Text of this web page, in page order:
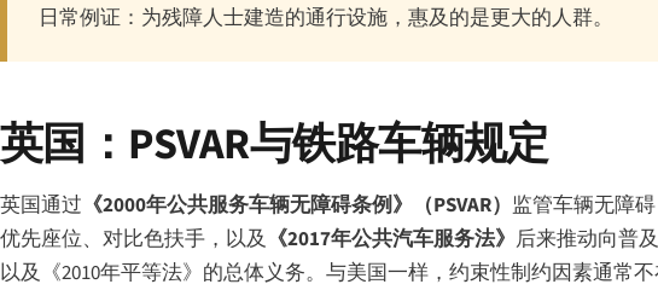
日常例证：为残障人士建造的通行设施，惠及的是更大的人群。
英国：PSVAR与铁路车辆规定
英国通过 《2000年公共服务车辆无障碍条例》（PSVAR） 监管车辆无障
优先座位、对比色扶手，以及 《2017年公共汽车服务法》 后来推动向普
以及《2010年平等法》的总体义务。与美国一样，约束性制约因素通